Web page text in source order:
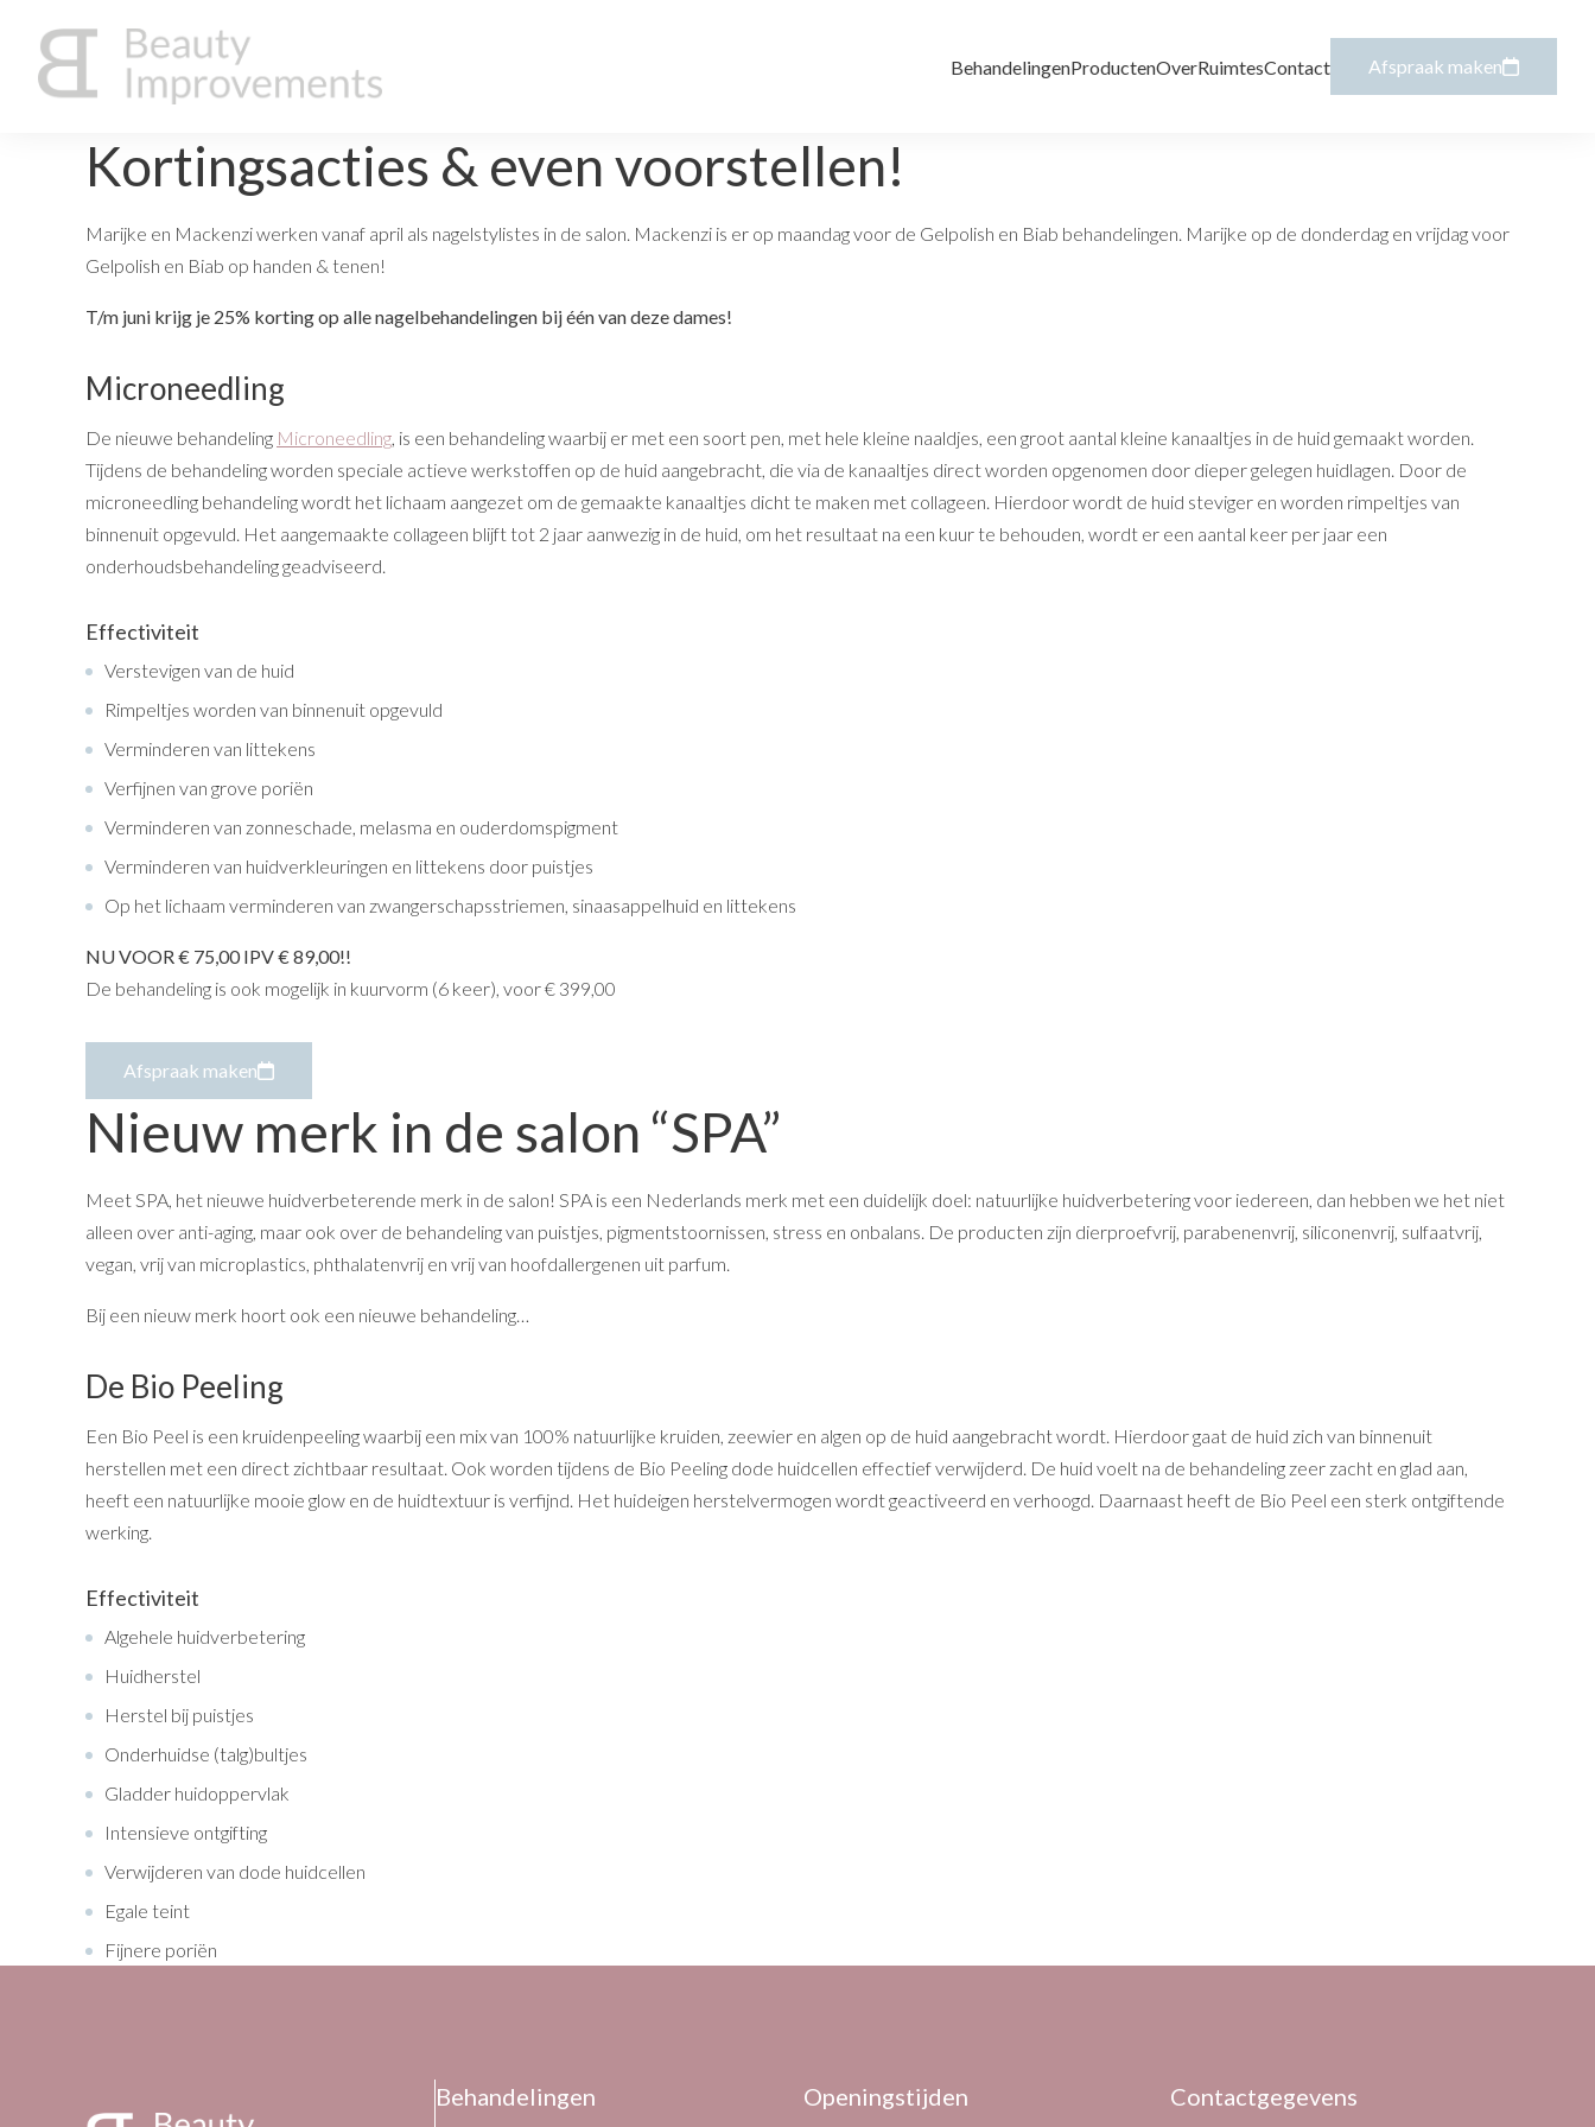
BehandelingenProductenOverRuimtesContact Afspraak maken
Kortingsacties & even voorstellen!
Marijke en Mackenzi werken vanaf april als nagelstylistes in de salon. Mackenzi is er op maandag voor de Gelpolish en Biab behandelingen. Marijke op de donderdag en vrijdag voor
Gelpolish en Biab op handen & tenen!
T/m juni krijg je 25% korting op alle nagelbehandelingen bij één van deze dames!
Microneedling
De nieuwe behandeling Microneedling, is een behandeling waarbij er met een soort pen, met hele kleine naaldjes, een groot aantal kleine kanaaltjes in de huid gemaakt worden.
Tijdens de behandeling worden speciale actieve werkstoffen op de huid aangebracht, die via de kanaaltjes direct worden opgenomen door dieper gelegen huidlagen. Door de
microneedling behandeling wordt het lichaam aangezet om de gemaakte kanaaltjes dicht te maken met collageen. Hierdoor wordt de huid steviger en worden rimpeltjes van
binnenuit opgevuld. Het aangemaakte collageen blijft tot 2 jaar aanwezig in de huid, om het resultaat na een kuur te behouden, wordt er een aantal keer per jaar een
onderhoudsbehandeling geadviseerd.
Effectiviteit
Verstevigen van de huid
Rimpeltjes worden van binnenuit opgevuld
Verminderen van littekens
Verfijnen van grove poriën
Verminderen van zonneschade, melasma en ouderdomspigment
Verminderen van huidverkleuringen en littekens door puistjes
Op het lichaam verminderen van zwangerschapsstriemen, sinaasappelhuid en littekens
NU VOOR € 75,00 IPV € 89,00!!
De behandeling is ook mogelijk in kuurvorm (6 keer), voor € 399,00
Afspraak maken
Nieuw merk in de salon “SPA”
Meet SPA, het nieuwe huidverbeterende merk in de salon! SPA is een Nederlands merk met een duidelijk doel: natuurlijke huidverbetering voor iedereen, dan hebben we het niet
alleen over anti-aging, maar ook over de behandeling van puistjes, pigmentstoornissen, stress en onbalans. De producten zijn dierproefvrij, parabenenvrij, siliconenvrij, sulfaatvrij,
vegan, vrij van microplastics, phthalatenvrij en vrij van hoofdallergenen uit parfum.
Bij een nieuw merk hoort ook een nieuwe behandeling…
De Bio Peeling
Een Bio Peel is een kruidenpeeling waarbij een mix van 100% natuurlijke kruiden, zeewier en algen op de huid aangebracht wordt. Hierdoor gaat de huid zich van binnenuit
herstellen met een direct zichtbaar resultaat. Ook worden tijdens de Bio Peeling dode huidcellen effectief verwijderd. De huid voelt na de behandeling zeer zacht en glad aan,
heeft een natuurlijke mooie glow en de huidtextuur is verfijnd. Het huideigen herstelvermogen wordt geactiveerd en verhoogd. Daarnaast heeft de Bio Peel een sterk ontgiftende
werking.
Effectiviteit
Algehele huidverbetering
Huidherstel
Herstel bij puistjes
Onderhuidse (talg)bultjes
Gladder huidoppervlak
Intensieve ontgifting
Verwijderen van dode huidcellen
Egale teint
Fijnere poriën
Behandelingen Openingstijden Contactgegevens